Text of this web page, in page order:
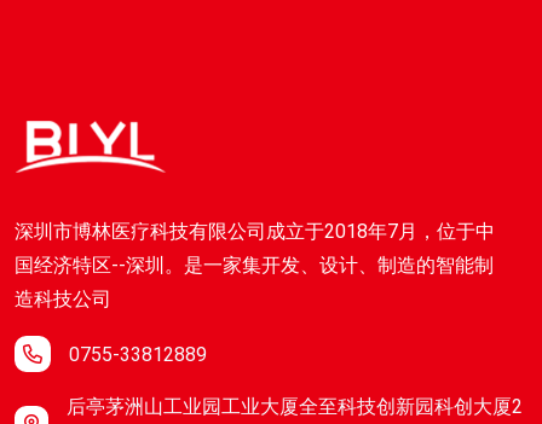
深圳市博林医疗科技有限公司成立于2018年7月，位于中
国经济特区--深圳。是一家集开发、设计、制造的智能制
造科技公司
0755-33812889
后亭茅洲山工业园工业大厦全至科技创新园科创大厦2